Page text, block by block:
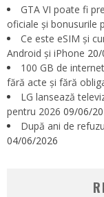
GTA VI poate fi
oficiale și bonusurile
Ce este eSIM și
Android și iPhone
100 GB de
fără acte și fără
LG lansează
pentru 2026 09/06/
După ani de
04/06/2026